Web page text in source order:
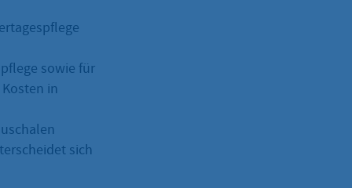
sowie für
in
sich